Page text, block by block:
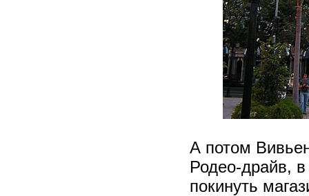
А потом
Родео-драйв,
покинуть